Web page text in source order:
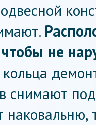
не
снимают